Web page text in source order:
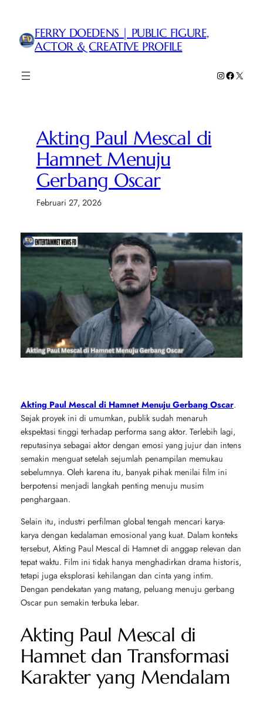
konten
FERRY DOEDENS | PUBLIC FIGURE,
ACTOR & CREATIVE PROFILE
Instagram
Facebook
X
Akting Paul Mescal di
Hamnet Menuju
Gerbang Oscar
Februari 27, 2026
Akting Paul Mescal di Hamnet Menuju Gerbang Oscar.
Sejak proyek ini di umumkan, publik sudah menaruh
ekspektasi tinggi terhadap performa sang aktor. Terlebih lagi,
reputasinya sebagai aktor dengan emosi yang jujur dan intens
semakin menguat setelah sejumlah penampilan memukau
sebelumnya. Oleh karena itu, banyak pihak menilai film ini
berpotensi menjadi langkah penting menuju musim
penghargaan.
Selain itu, industri perfilman global tengah mencari karya-
karya dengan kedalaman emosional yang kuat. Dalam konteks
tersebut, Akting Paul Mescal di Hamnetdi anggap relevan dan
tepat waktu. Film ini tidak hanya menghadirkan drama historis,
tetapi juga eksplorasi kehilangan dan cinta yang intim.
Dengan pendekatan yang matang, peluang menuju gerbang
Oscar pun semakin terbuka lebar.
Akting Paul Mescal di
Hamnet dan Transformasi
Karakter yang Mendalam